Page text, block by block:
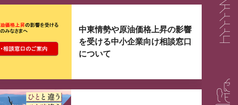
大3つずつ情報が表示されるスライダーがあります。
中東情勢や原油価格上昇の影響
を受ける中小企業向け相談窓口
について